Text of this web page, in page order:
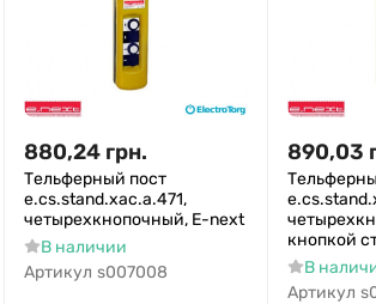
880,24 грн.
Тельферный пост
e.cs.stand.xac.a.471,
четырехкнопочный, E-next
В наличии
Артикул s007008
890,03
кнопкой
В
Артикул